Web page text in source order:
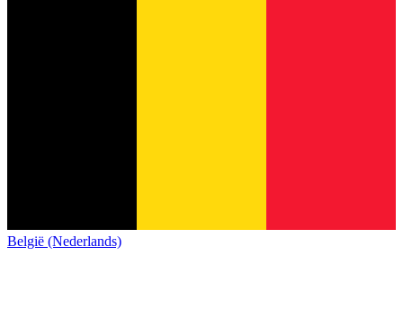
België (Nederlands)